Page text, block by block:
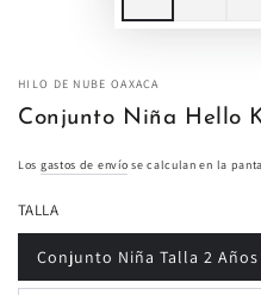
HILO DE NUBE OAXACA
Conjunto Niña Hello
Los gastos de envío se calculan en la
TALLA
Conjunto Niña Talla 2 Años